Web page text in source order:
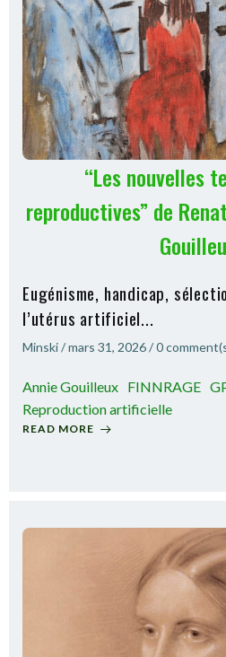
“Les nouvelles
reproductives” de
Eugénisme, handicap,
l’utérus artificiel...
Minski/mars 31, 2026/0
Annie Gouilleux FINNRAGE
Reproduction artificielle
READ MORE